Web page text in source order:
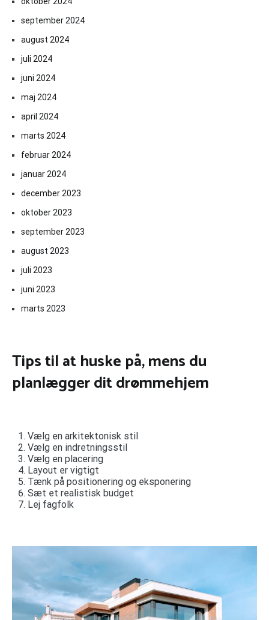
september 2024
august 2024
juli 2024
juni 2024
maj 2024
april 2024
marts 2024
februar 2024
januar 2024
december 2023
oktober 2023
september 2023
august 2023
juli 2023
juni 2023
marts 2023
Tips til at huske på, mens du
planlægger dit drømmehjem
Vælg en arkitektonisk stil
Vælg en indretningsstil
Vælg en placering
Layout er vigtigt
Tænk på positionering og eksponering
Sæt et realistisk budget
Lej fagfolk